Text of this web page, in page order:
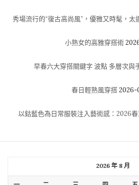
秀場流行的“復古高尚風”，優雅又時髦，太
小熟女的高雅穿搭術
早春六大穿搭關鍵字 波點 多層次與
春日輕熟風穿搭 2026-
以鈷藍色為日常服裝注入藝術感：2026
2026 年 8 月